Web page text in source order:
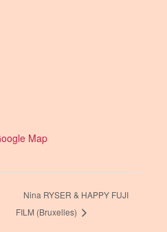
Map
Nina RYSER & HAPPY FUJI
FILM (Bruxelles)